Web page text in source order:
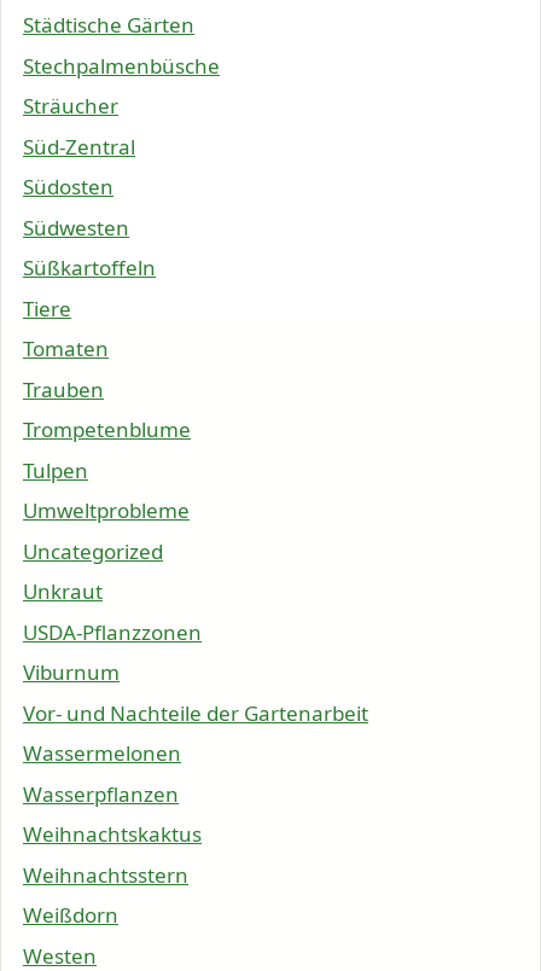
Städtische Gärten
Stechpalmenbüsche
Sträucher
Süd-Zentral
Südosten
Südwesten
Süßkartoffeln
Tiere
Tomaten
Trauben
Trompetenblume
Tulpen
Umweltprobleme
Uncategorized
Unkraut
USDA-Pflanzzonen
Viburnum
Vor- und Nachteile der Gartenarbeit
Wassermelonen
Wasserpflanzen
Weihnachtskaktus
Weihnachtsstern
Weißdorn
Westen